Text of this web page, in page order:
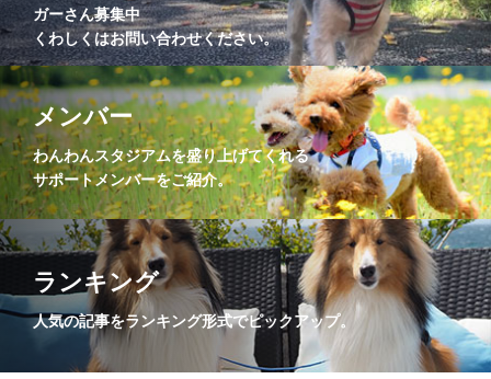
ガーさん募集中
くわしくはお問い合わせください。
メンバー
わんわんスタジアムを盛り上げてくれる
サポートメンバーをご紹介。
ランキング
人気の記事をランキング形式でピックアップ。